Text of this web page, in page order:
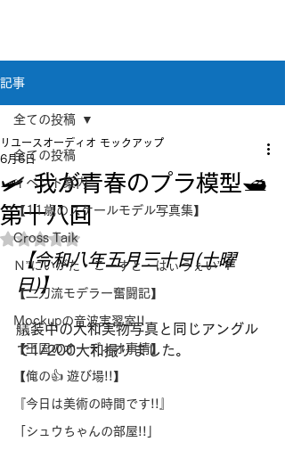
記事
全ての投稿
イベント案内
【11歳のスケールモデル写真集】
Cross Taik
Ｎ”にいがた・こーすと・はぃうぇい”Ｙ
【二刀流モデラー奮闘記】
Mockupの音波実習室!!
【王国のオーディオ事情】
【俺の👍 遊び場!!】
『今日は美術の時間です!!』
「シュウちゃんの部屋!!」
全ての投稿
🛩 我が青春のプラ模型🛥
第十八回
リユースオーディオ モックアップ
6月6日
5つ星のうちNaNと評価されています。
【令和八年五月三十日(土曜
日)】
艤装中の大和実物写真と同じアングル
で1/200大和撮りました。